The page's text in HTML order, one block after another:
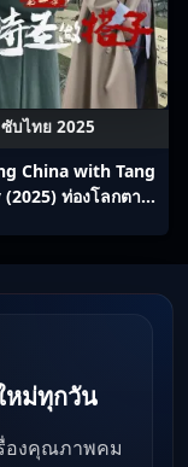
ซับไทย 2025
China with Tang
ท่องโลกตาม
Ep1-12
หม่ทุกวัน
องคุณภาพคม